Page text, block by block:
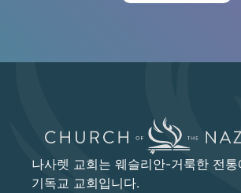
나사렛 교회는 웨슬리안-거룩한 전
기독교 교회입니다.